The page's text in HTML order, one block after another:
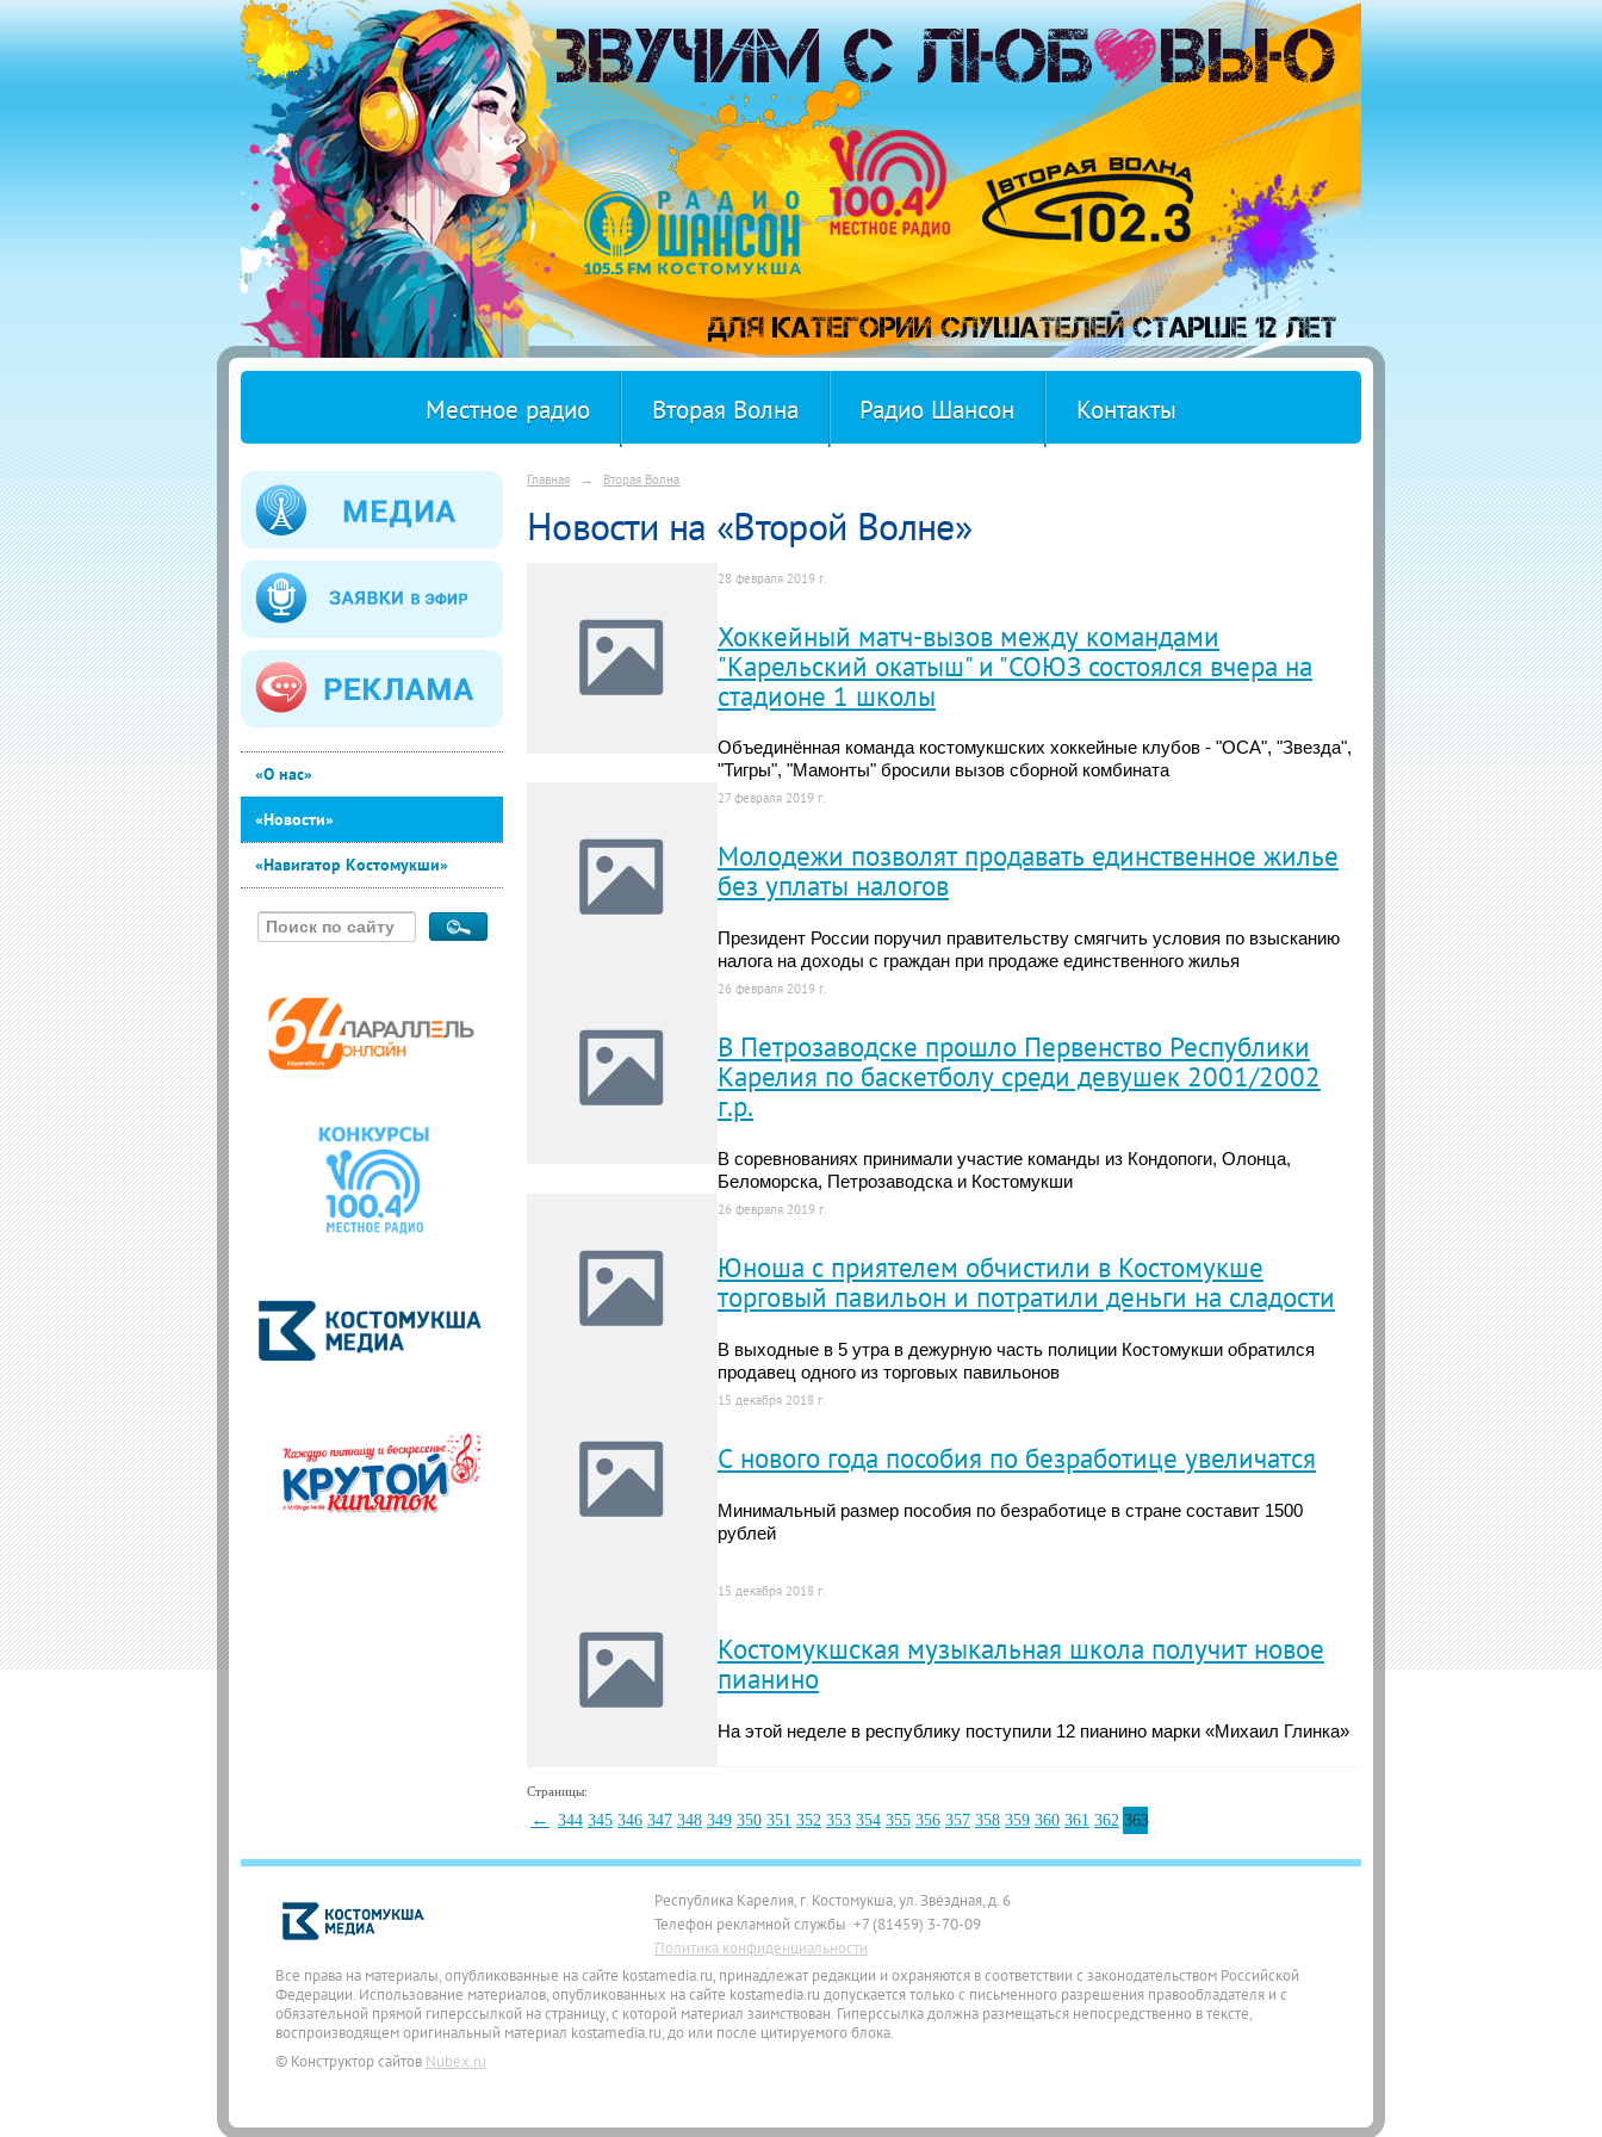
Местное радио Вторая Волна Радио Шансон Контакты
«О нас»
«Новости»
«Навигатор Костомукши»
Главная → Вторая Волна
Новости на «Второй Волне»
28 февраля 2019 г.
Хоккейный матч-вызов между командами
"Карельский окатыш" и "СОЮЗ состоялся вчера на
стадионе 1 школы
Объединённая команда костомукшских хоккейные клубов - "ОСА", "Звезда",
"Тигры", "Мамонты" бросили вызов сборной комбината
27 февраля 2019 г.
Молодежи позволят продавать единственное жилье
без уплаты налогов
Президент России поручил правительству смягчить условия по взысканию
налога на доходы с граждан при продаже единственного жилья
26 февраля 2019 г.
В Петрозаводске прошло Первенство Республики
Карелия по баскетболу среди девушек 2001/2002
г.р.
В соревнованиях принимали участие команды из Кондопоги, Олонца,
Беломорска, Петрозаводска и Костомукши
26 февраля 2019 г.
Юноша с приятелем обчистили в Костомукше
торговый павильон и потратили деньги на сладости
В выходные в 5 утра в дежурную часть полиции Костомукши обратился
продавец одного из торговых павильонов
15 декабря 2018 г.
С нового года пособия по безработице увеличатся
Минимальный размер пособия по безработице в стране составит 1500
рублей
15 декабря 2018 г.
Костомукшская музыкальная школа получит новое
пианино
На этой неделе в республику поступили 12 пианино марки «Михаил Глинка»
Страницы:
← 344 345 346 347 348 349 350 351 352 353 354 355 356 357 358 359 360 361 362 363
Республика Карелия, г. Костомукша, ул. Звёздная, д. 6
Телефон рекламной службы +7 (81459) 3-70-09
Политика конфиденциальности
Все права на материалы, опубликованные на сайте kostamedia.ru, принадлежат редакции и охраняются в соответствии с законодательством Российской
Федерации. Использование материалов, опубликованных на сайте kostamedia.ru допускается только с письменного разрешения правообладателя и с
обязательной прямой гиперссылкой на страницу, с которой материал заимствован. Гиперссылка должна размещаться непосредственно в тексте,
воспроизводящем оригинальный материал kostamedia.ru, до или после цитируемого блока.
© Конструктор сайтов Nubex.ru